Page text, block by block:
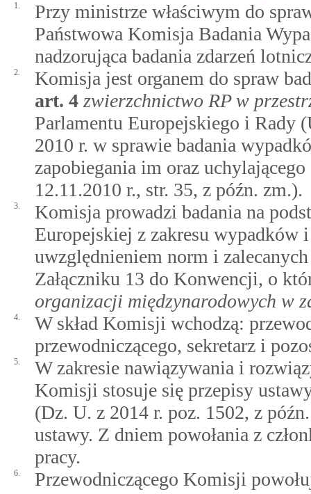
1.
Przy ministrze właściwym do
Państwowa Komisja Badania
nadzorująca badania zdarzeń
2.
Komisja jest organem do spraw
art. 4 zwierzchnictwo RP w
Parlamentu Europejskiego i Rady
2010 r. w sprawie badania
zapobiegania im oraz
12.11.2010 r., str. 35, z późn. zm.).
3.
Komisja prowadzi badania na
Europejskiej z zakresu
uwzględnieniem norm i
Załączniku 13 do Konwencji, o
organizacji międzynarodowych w
4.
W skład Komisji wchodzą:
przewodniczącego, sekretarz i
5.
W zakresie nawiązywania i
Komisji stosuje się przepisy
(Dz. U. z 2014 r. poz. 1502, z
ustawy. Z dniem powołania z
pracy.
6.
Przewodniczącego Komisji